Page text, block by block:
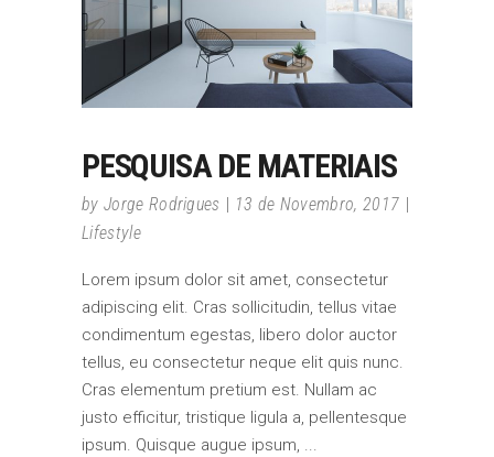
PESQUISA DE MATERIAIS
by Jorge Rodrigues
13 de Novembro, 2017
Lifestyle
Lorem ipsum dolor sit amet, consectetur
adipiscing elit. Cras sollicitudin, tellus vitae
condimentum egestas, libero dolor auctor
tellus, eu consectetur neque elit quis nunc.
Cras elementum pretium est. Nullam ac
justo efficitur, tristique ligula a, pellentesque
ipsum. Quisque augue ipsum,